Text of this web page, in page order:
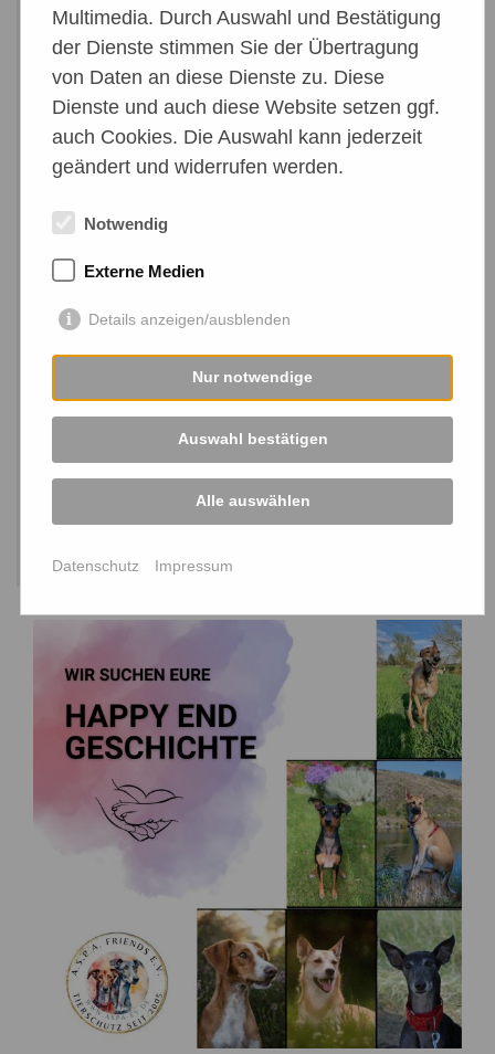
Hunde Eingewöhnungszeit
Liebevolle Familie gefunden! 🧡 Unsere
Galerie mit vermittelten Hunden ab 2012.
Zuhause gefunden
Multimedia. Durch Auswahl und Bestätigung
der Dienste stimmen Sie der Übertragung
von Daten an diese Dienste zu. Diese
Dienste und auch diese Website setzen ggf.
auch Cookies. Die Auswahl kann jederzeit
geändert und widerrufen werden.
Notwendig
Externe Medien
Details anzeigen/ausblenden
Nur notwendige
Auswahl bestätigen
Alle auswählen
Datenschutz Impressum